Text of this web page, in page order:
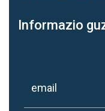
Informazio